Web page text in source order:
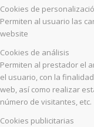
Cookies de
Permiten al usuario las
website
Cookies de análisis
Permiten al prestador el
el usuario, con la
web, así como realizar
número de visitantes, etc.
Cookies publicitarias